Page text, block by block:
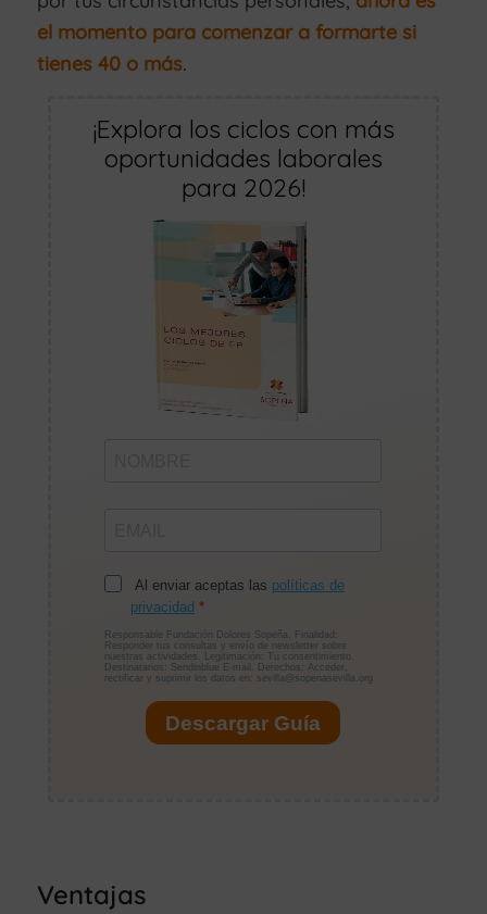
el momento para comenzar a formarte si
tienes 40 o más.
¡Explora los ciclos con más
oportunidades laborales
para 2026!
Ventajas